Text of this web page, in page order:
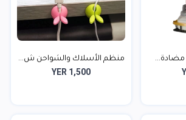
مضادة... منظم الأسلاك والشواحن ش...
YER 1,500